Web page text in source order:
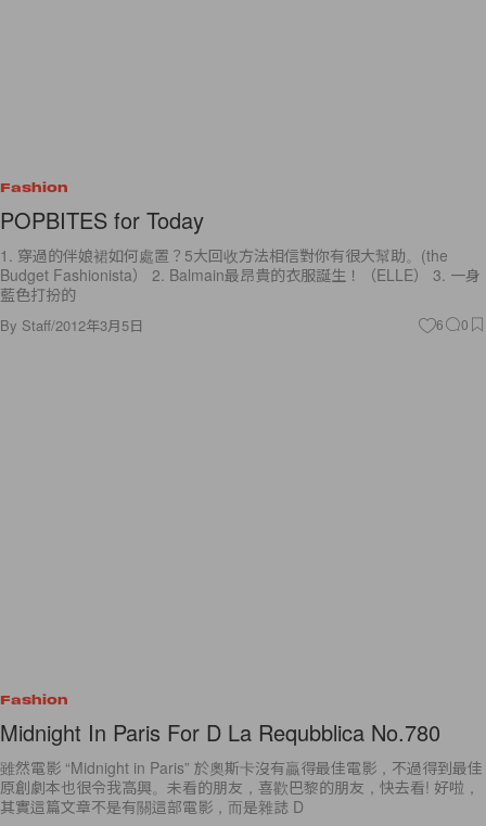
Fashion
POPBITES for Today
1. 穿過的伴娘裙如何處置？5大回收方法相信對你有很大幫助。(the
Budget Fashionista） 2. Balmain最昂貴的衣服誕生！（ELLE） 3. 一身
藍色打扮的
By Staff/2012年3月5日 6 0
Fashion
Midnight In Paris For D La Requbblica No.780
雖然電影 “Midnight in Paris” 於奧斯卡沒有贏得最佳電影，不過得到最佳
原創劇本也很令我高興。未看的朋友，喜歡巴黎的朋友，快去看! 好啦，
其實這篇文章不是有關這部電影，而是雜誌 D